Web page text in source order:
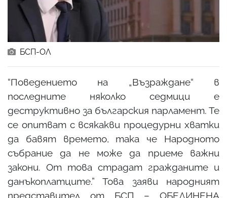
БСП-ОЛ
“Поведението на „Възраждане“ в
последните няколко седмици е
деструктивно за българския парламент. Те
се опитват с всякакви процедурни хватки
да бавят времето, така че Народното
събрание да не може да приеме важни
закони. От това страдат гражданите и
данъкоплатците.” Това заяви народният
представител от БСП – ОБЕДИНЕНА